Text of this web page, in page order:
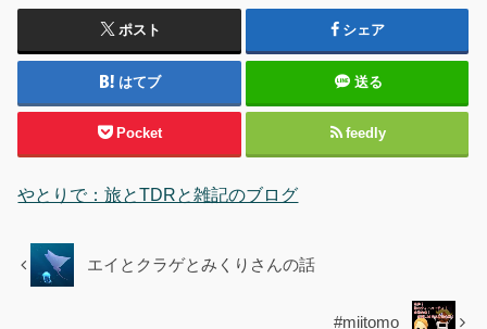
ポスト シェア
はてブ 送る
Pocket feedly
やとりで：旅とTDRと雑記のブログ
エイとクラゲとみくりさんの話
#miitomo